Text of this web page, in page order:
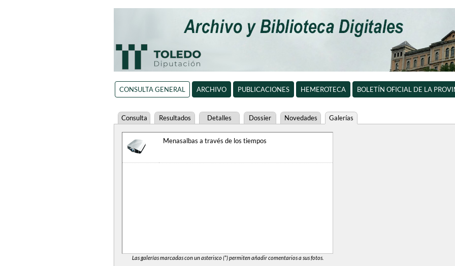
CONSULTA GENERAL ARCHIVO PUBLICACIONES HEMEROTECA BOLETÍN OFICIAL DE LA
Consulta Resultados Detalles Dossier Novedades Galerías
Menasalbas a través de los tiempos
Las galerías marcadas con un asterisco (*) permiten añadir comentarios a sus fotos.